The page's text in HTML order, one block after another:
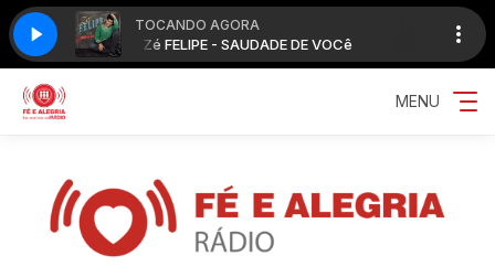
TOCANDO AGORA
Zé FELIPE - SAUDADE DE VOCê
MENU